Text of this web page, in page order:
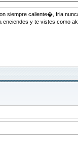
caliente�, fria
te vistes como akel q